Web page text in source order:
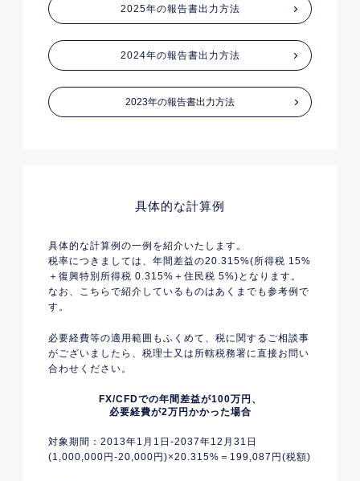
2025年の報告書出力方法
2024年の報告書出力方法
2023年の報告書出力方法
具体的な計算例
具体的な計算例の一例を紹介いたします。
税率につきましては、年間差益の20.315%(所得税 15%
＋復興特別所得税 0.315%＋住民税 5%)となります。
なお、こちらで紹介しているものはあくまでも参考例で
す。
必要経費等の適用範囲もふくめて、税に関するご相談事
がございましたら、税理士又は所轄税務署に直接お問い
合わせください。
FX/CFDでの年間差益が100万円、
必要経費が2万円かかった場合
対象期間：2013年1月1日-2037年12月31日
(1,000,000円-20,000円)×20.315%＝199,087円(税額)